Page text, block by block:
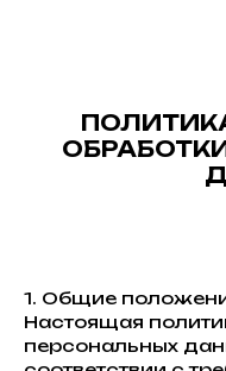
1. Общие
Настоящая
персональных